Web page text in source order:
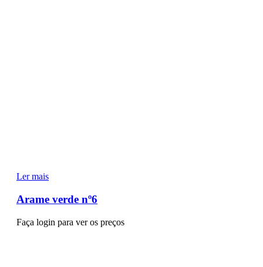
Ler mais
Arame verde nº6
Faça login para ver os preços